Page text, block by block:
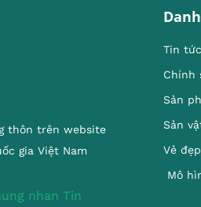
thôn trên website
gia Việt Nam
Tin
Chính
Sản
Sản
Vẻ
Mô